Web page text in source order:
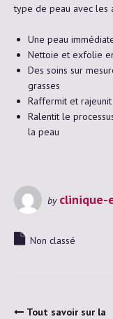
type de peau avec les
Une peau
Nettoie et exfolie
Des soins sur
grasses
Raffermit et
Ralentit le
la peau
by
Non classé
Tout savoir sur la